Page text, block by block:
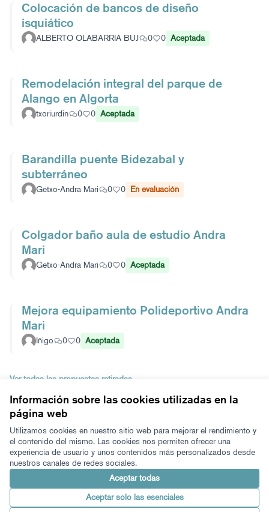
Información sobre las cookies utilizadas en la
página web
Utilizamos cookies en nuestro sitio web para mejorar el rendimiento y
el contenido del mismo. Las cookies nos permiten ofrecer una
experiencia de usuario y unos contenidos más personalizados desde
nuestros canales de redes sociales.
Aceptar todas
Aceptar solo las esenciales
Colocación de bancos de diseño
isquiático
ALBERTO OLABARRIA BUJ 0 0 Aceptada
Remodelación integral del parque de
Alango en Algorta
txoriurdin 0 0 Aceptada
Barandilla puente Bidezabal y
subterráneo
Getxo-Andra Mari 0 0 En evaluación
Colgador baño aula de estudio Andra
Mari
Getxo-Andra Mari 0 0 Aceptada
Mejora equipamiento Polideportivo Andra
Mari
Iñigo 0 0 Aceptada
Ver todas las propuestas retiradas
Términos y condiciones de uso
Configuración de cookies
Zeugaz en X
(Enlace externo)
Zeugaz en Facebook
(Enlace externo)
Zeugaz en Instagram
(Enlace externo)
Zeugaz en YouTube
(Enlace externo)
Zeugaz en GitHub
(Enlace externo)
Castellano
Aukeratu hizkuntzaElegir el idioma